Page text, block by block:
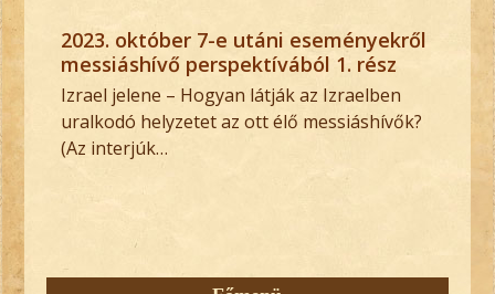
2023. október 7-e utáni eseményekről
messiáshívő perspektívából 1. rész
Izrael jelene – Hogyan látják az Izraelben
uralkodó helyzetet az ott élő messiáshívők?
(Az interjúk…